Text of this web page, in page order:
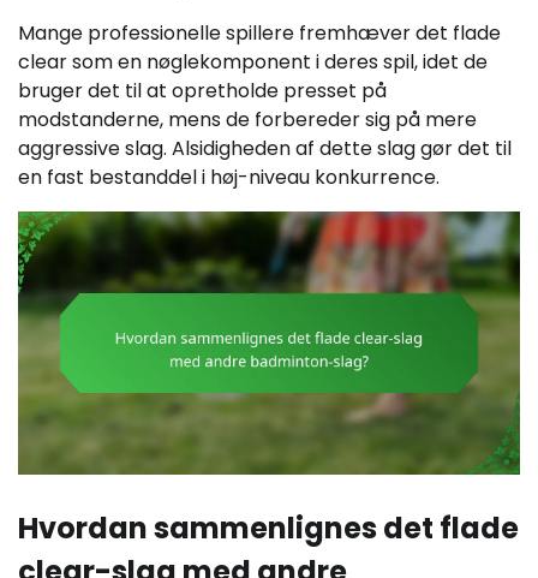
Mange professionelle spillere fremhæver det flade
clear som en nøglekomponent i deres spil, idet de
bruger det til at opretholde presset på
modstanderne, mens de forbereder sig på mere
aggressive slag. Alsidigheden af dette slag gør det til
en fast bestanddel i høj-niveau konkurrence.
Hvordan sammenlignes det flade